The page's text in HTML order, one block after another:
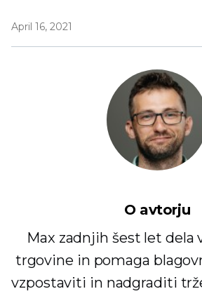
April 16, 2021
O avtorju
Max zadnjih šest let dela
trgovine in pomaga
vzpostaviti in nadgraditi